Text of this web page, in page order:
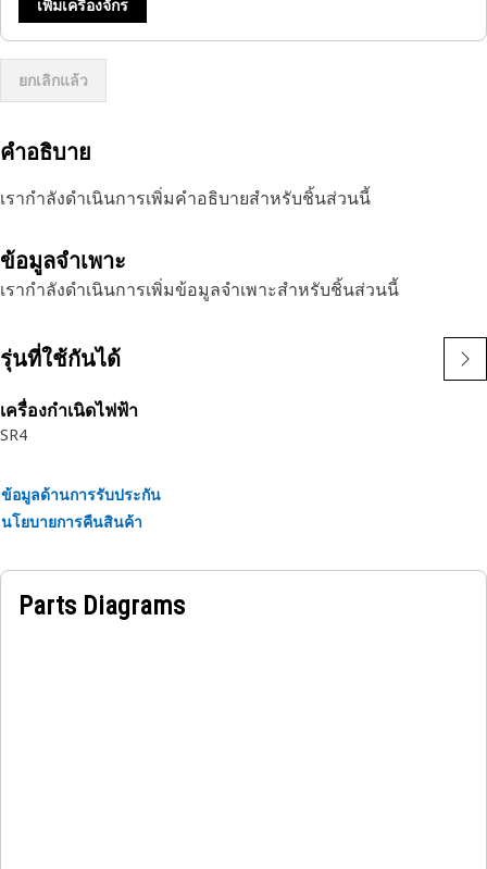
เพิ่มเครื่องจักร
ยกเลิกแล้ว
คำอธิบาย
เรากำลังดำเนินการเพิ่มคำอธิบายสำหรับชิ้นส่วนนี้
ข้อมูลจำเพาะ
เรากำลังดำเนินการเพิ่มข้อมูลจำเพาะสำหรับชิ้นส่วนนี้
รุ่นที่ใช้กันได้
เครื่องกำเนิดไฟฟ้า
SR4
ข้อมูลด้านการรับประกัน
นโยบายการคืนสินค้า
Parts Diagrams